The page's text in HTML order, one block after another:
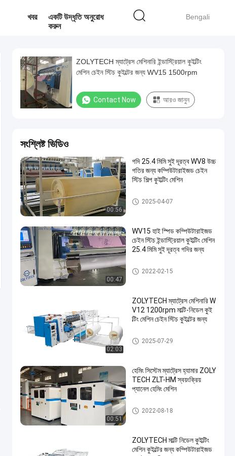
Bengali
খবর
একটি উদ্ধৃতি অনুরোধ
করুন
ZOLYTECH ম্যাট্রেস মেশিনারি ইন্ডাস্ট্রিয়াল কুইল্টিং
মেশিন চেইন স্টিচ কুইল্টের জন্য WV15 1500rpm
Contact Now আরও জানুন
সংশ্লিষ্ট ভিডিও
00:56
গদি 25.4 মিমি সুই দূরত্ব WV8 উচ্চ
গতির জন্য কম্পিউটারাইজড চেইন
স্টিচ শিল্প কুইল্টিং মেশিন
শিল্প কুইল্টিং মেশিন
2025-04-07
00:47
WV15 হাই স্পিড কম্পিউটারাইজড
চেইন স্টিচ ইন্ডাস্ট্রিয়াল কুইল্টিং মেশিন
25.4 মিমি সুই দূরত্ব গদির জন্য
শিল্প কুইল্টিং মেশিন
2022-02-15
02:03
ZOLYTECH ম্যাট্রেস মেশিনারি W
V12 1200rpm মাল্টি-নিডেল কুই
ল্টিং মেশিন চেইন স্টিচ কুইল্টের জন্য
মাল্টি নিডেল কুইল্টিং মেশিন
2025-07-29
00:51
হেমিং সিস্টেম ম্যাট্রেস হ্যামার ZOLY
TECH ZLT-HM স্বয়ংক্রিয়
প্যানেল হেমিং মেশিন
গদি হেমিং মেশিন
2022-08-18
ZOLYTECH মাল্টি নিডেল কুইল্টিং
মেশিন কুইল্টের জন্য কম্পিউটারাইজড